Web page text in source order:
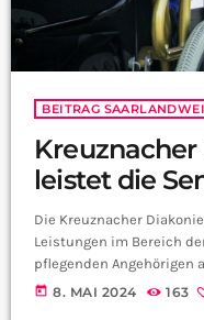
BEITRAG
Kreuznacher
leistet die
Die Kreuznacher
Leistungen im Bereich
pflegenden Angehörigen
aus der häuslichen
today 8. MAI 2024 163